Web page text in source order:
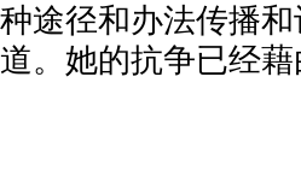
种途径和办法传播
道。她的抗争已经